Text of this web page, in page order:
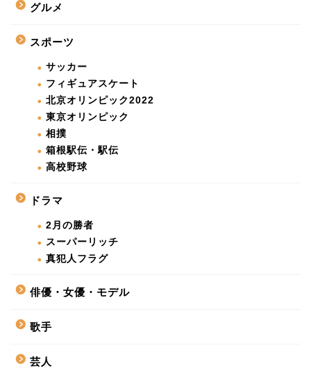
グルメ
スポーツ
サッカー
フィギュアスケート
北京オリンピック2022
東京オリンピック
相撲
箱根駅伝・駅伝
高校野球
ドラマ
2月の勝者
スーパーリッチ
真犯人フラグ
俳優・女優・モデル
歌手
芸人